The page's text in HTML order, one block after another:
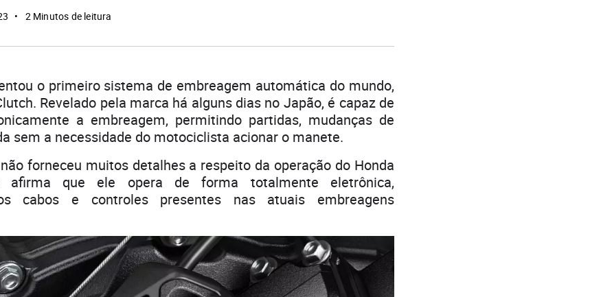
2 Minutos de leitura
o primeiro sistema de embreagem automática do mundo,
Revelado pela marca há alguns dias no Japão, é capaz de
a embreagem, permitindo partidas, mudanças de
sem a necessidade do motociclista acionar o manete.
forneceu muitos detalhes a respeito da operação do Honda
afirma que ele opera de forma totalmente eletrônica,
cabos e controles presentes nas atuais embreagens